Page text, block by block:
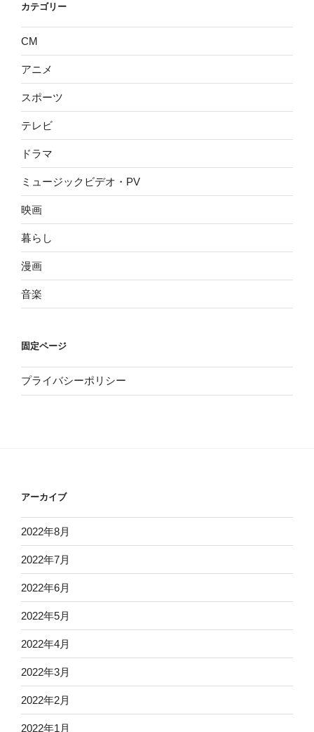
カテゴリー
CM
アニメ
スポーツ
テレビ
ドラマ
ミュージックビデオ・PV
映画
暮らし
漫画
音楽
固定ページ
プライバシーポリシー
アーカイブ
2022年8月
2022年7月
2022年6月
2022年5月
2022年4月
2022年3月
2022年2月
2022年1月